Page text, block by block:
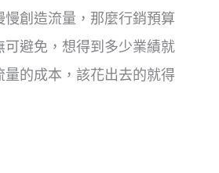
創造流量， 那麼行銷預算
可避免，想得到多少業績就
量的成本，該花出去的就得